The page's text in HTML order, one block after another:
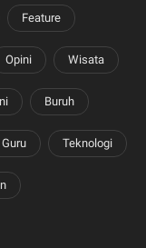
Feature
Opini Wisata
Buruh
Guru Teknologi